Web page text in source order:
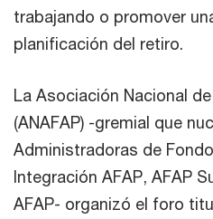
trabajando o promover
planificación del retiro.
La Asociación Nacional
(ANAFAP) -gremial que
Administradoras de
Integración AFAP, AFAP
AFAP- organizó el foro